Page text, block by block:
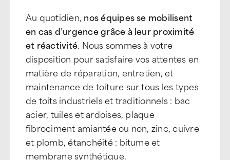
Au quotidien, nos équipes se mobilisent
en cas d’urgence grâce à leur proximité
et réactivité. Nous sommes à votre
disposition pour satisfaire vos attentes en
matière de réparation, entretien, et
maintenance de toiture sur tous les types
de toits industriels et traditionnels : bac
acier, tuiles et ardoises, plaque
fibrociment amiantée ou non, zinc, cuivre
et plomb, étanchéité : bitume et
membrane synthétique.